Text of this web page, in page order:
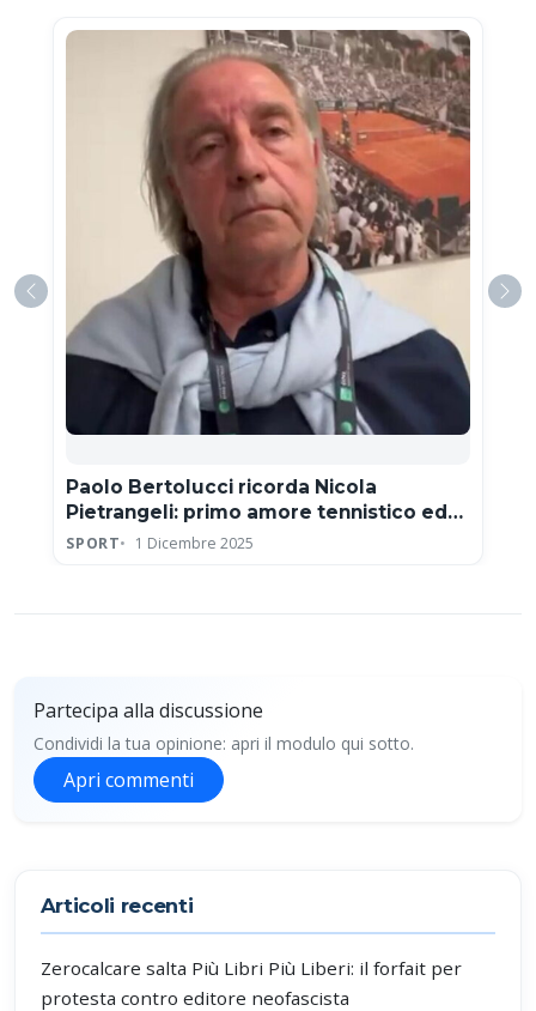
Paolo Bertolucci ricorda Nicola
Pietrangeli: primo amore tennistico ed
eroe della Coppa Davis
SPORT 1 Dicembre 2025
Partecipa alla discussione
Condividi la tua opinione: apri il modulo qui sotto.
Apri commenti
Articoli recenti
Zerocalcare salta Più Libri Più Liberi: il forfait per
protesta contro editore neofascista